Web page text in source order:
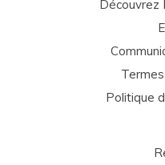
Découvrez
Politique